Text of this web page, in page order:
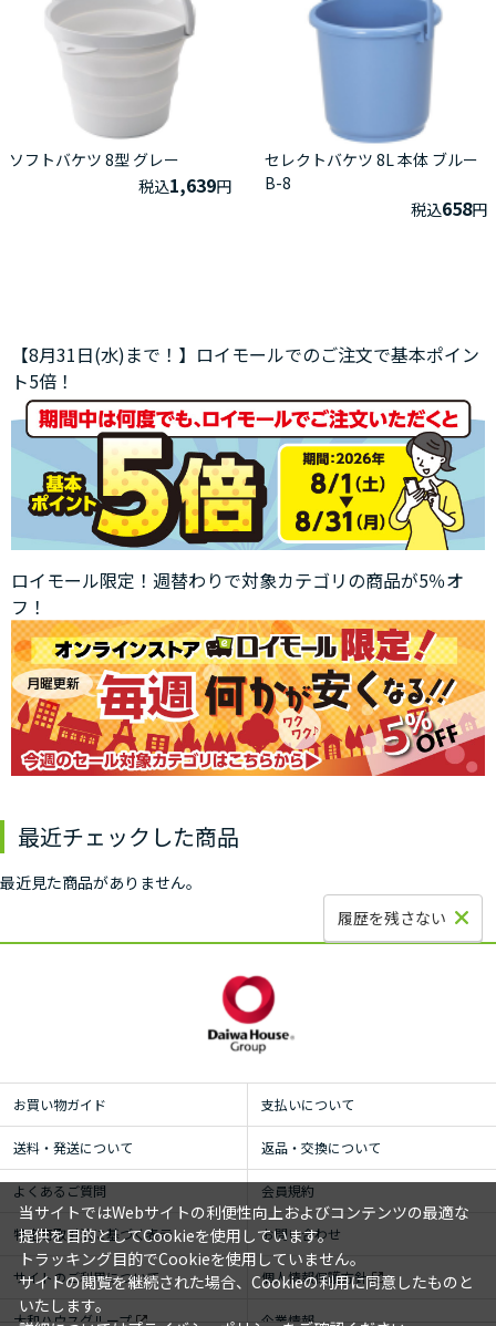
ソフトバケツ 8型 グレー
税込1,639円
セレクトバケツ 8L 本体 ブルー
B-8
税込658円
【8月31日(水)まで！】ロイモールでのご注文で基本ポイン
ト5倍！
ロイモール限定！週替わりで対象カテゴリの商品が5％オ
フ！
最近チェックした商品
最近見た商品がありません。
履歴を残さない
お買い物ガイド 支払いについて
送料・発送について 返品・交換について
よくあるご質問 会員規約
特定商取引法に基づく表示 お問い合わせ
サイトのご利用について 個人情報保護方針
大和ハウスグループ 企業情報
当サイトではWebサイトの利便性向上およびコンテンツの最適な
提供を目的としてCookieを使用しています。
トラッキング目的でCookieを使用していません。
サイトの閲覧を継続された場合、Cookieの利用に同意したものと
いたします。